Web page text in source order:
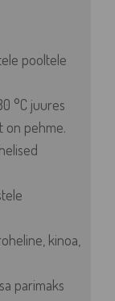
pooltele
°C juures
on pehme.
kinoa,
parimaks